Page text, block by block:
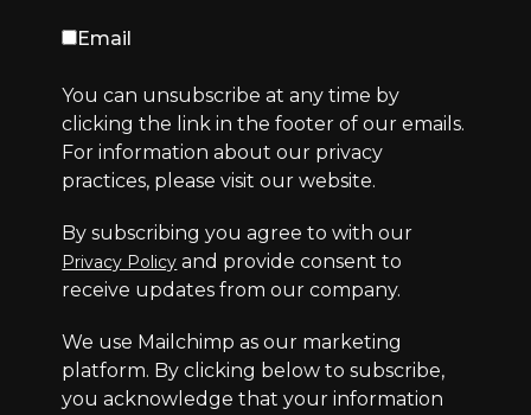
Email
You can unsubscribe at any time by
clicking the link in the footer of our emails.
For information about our privacy
practices, please visit our website.
By subscribing you agree to with our
Privacy Policy and provide consent to
receive updates from our company.
We use Mailchimp as our marketing
platform. By clicking below to subscribe,
you acknowledge that your information